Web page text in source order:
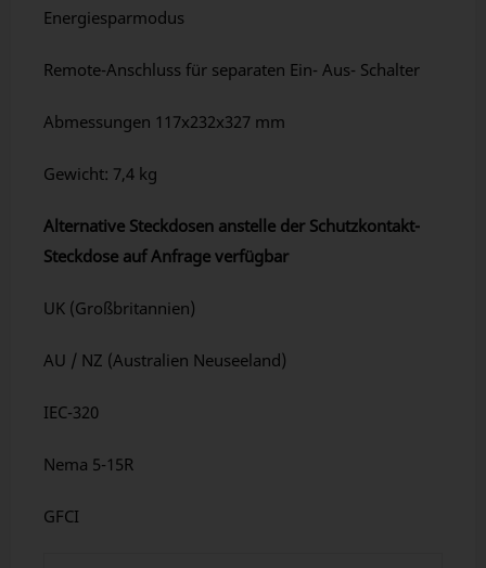
Energiesparmodus
Remote-Anschluss für separaten Ein- Aus- Schalter
Abmessungen 117x232x327 mm
Gewicht: 7,4 kg
Alternative Steckdosen anstelle der Schutzkontakt-
Steckdose auf Anfrage verfügbar
UK (Großbritannien)
AU / NZ (Australien Neuseeland)
IEC-320
Nema 5-15R
GFCI